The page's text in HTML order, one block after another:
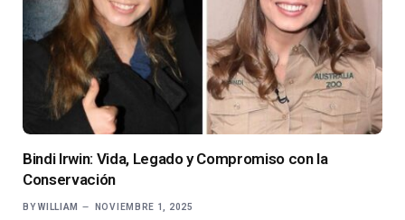
Bindi Irwin: Vida, Legado y Compromiso con la
Conservación
BY WILLIAM NOVIEMBRE 1, 2025